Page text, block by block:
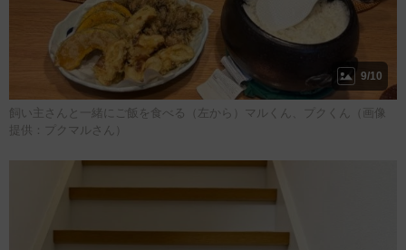
9/10
飼い主さんと一緒にご飯を食べる（左から）マルくん、プクくん（画像
提供：プクマルさん）